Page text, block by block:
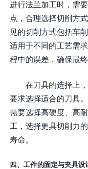
进行法兰加工时，需
点，合理选择切削方
见的切削方式包括车
适用于不同的工艺需
程中的误差，确保最终
在刀具的选择上
要求选择适合的刀具
需要选择高硬度、高
工，选择更具切削力
寿命。
四、工件的固定与夹具设